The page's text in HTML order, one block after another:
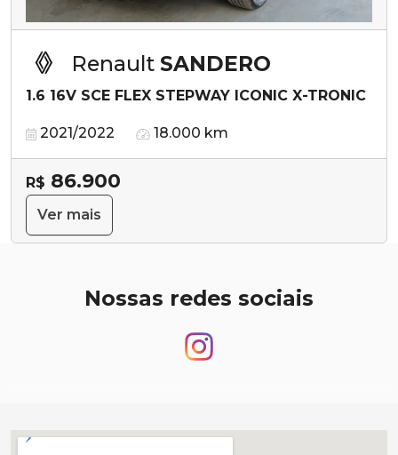
Renault SANDERO
1.6 16V SCE FLEX STEPWAY ICONIC X-TRONIC
2021/2022 18.000 km
R$ 86.900
Ver mais
Nossas redes sociais